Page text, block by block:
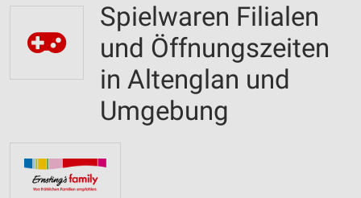
Spielwaren Filialen
und Öffnungszeiten
in Altenglan und
Umgebung